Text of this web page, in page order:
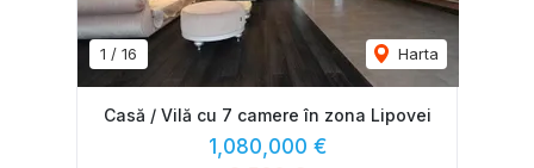
1 / 16 Harta
Casă / Vilă cu 7 camere în zona Lipovei
1,080,000 €